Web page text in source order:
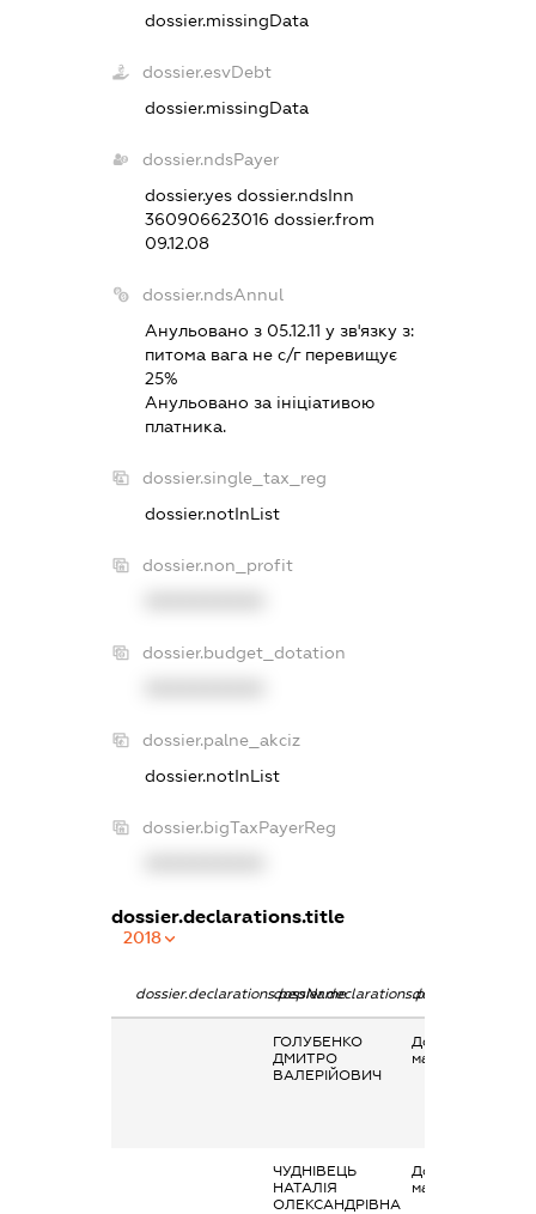
dossier.missingData
dossier.esvDebt
dossier.missingData
dossier.ndsPayer
dossier.yesdossier.ndsInn
360906623016dossier.from
09.12.08
dossier.ndsAnnul
Анульовано з 05.12.11 у зв'язку з:
питома вага не с/г перевищує
25%
Анульовано за iнiцiативою
платника.
dossier.single_tax_reg
dossier.notInList
dossier.non_profit
dossier.budget_dotation
dossier.palne_akciz
dossier.notInList
dossier.bigTaxPayerReg
dossier.declarations.title
2018
dossier.declarations.pepNamedossier.declarations.personName
ГОЛУБЕНКО
ДМИТРО
ВАЛЕРІЙОВИЧ
Дохід від
майна в оренду
ЧУДНІВЕЦЬ
НАТАЛІЯ
ОЛЕКСАНДРІВНА
Дохід від
майна в оренду